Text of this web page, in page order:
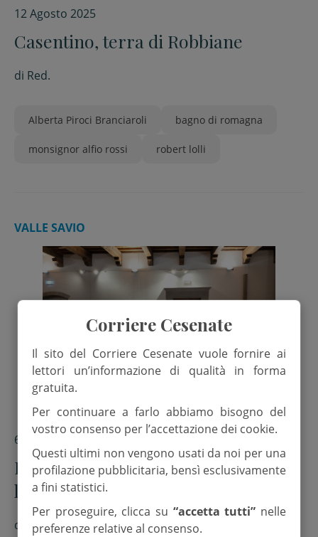
12 Agosto 2025
Casentino, terra di Robbiane
di Red.
Alberta Piroci Branciaroli bagno di romagna
monsignor alfio rossi robert lolli
VALLE SAVIO
6 Giugno 2025
Bagno di Romagna. Studenti del
liceo “Righi” hanno digitalizzato gli
archivi parrocchiali
di Red.
Corriere Cesenate
Il sito del Corriere Cesenate vuole fornire ai
lettori un’informazione di qualità in forma
gratuita.
Per continuare a farlo abbiamo bisogno del
vostro consenso per l’accettazione dei cookie.
Questi ultimi non vengono usati da noi per una
profilazione pubblicitaria, bensì esclusivamente
a fini statistici.
Per proseguire, clicca su “accetta tutti” nelle
preferenze relative al consenso.